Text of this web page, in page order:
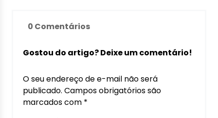
0 Comentários
Gostou do artigo? Deixe um comentário!
O seu endereço de e-mail não será
publicado. Campos obrigatórios são
marcados com *